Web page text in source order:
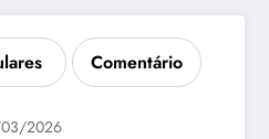
Comentário
2026